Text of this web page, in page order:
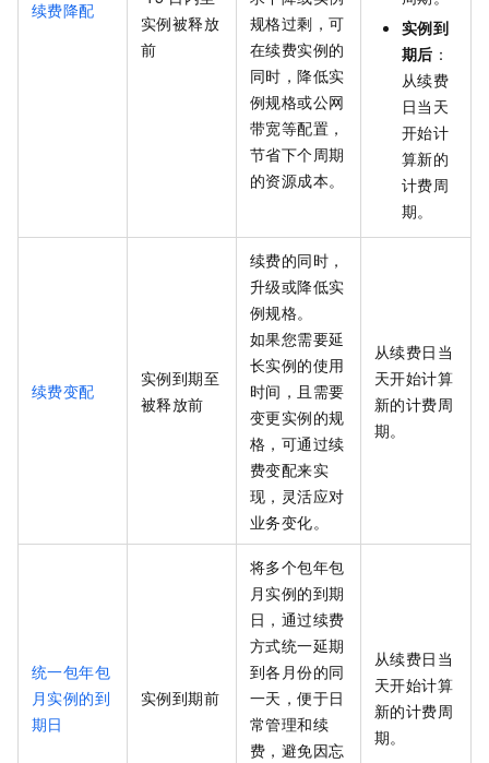
续费降配
实例被释放
前
规格过剩，可
在续费实例的
同时，降低实
例规格或公网
带宽等配置，
节省下个周期
的资源成本。
实例到
期后 ：
从续费
日当天
开始计
算新的
计费周
期。
续费变配
实例到期至
被释放前
续费的同时，
升级或降低实
例规格。
如果您需要延
长实例的使用
时间，且需要
变更实例的规
格，可通过续
费变配来实
现，灵活应对
业务变化。
从续费日当
天开始计算
新的计费周
期。
统一包年包
月实例的到
期日
实例到期前
将多个包年包
月实例的到期
日，通过续费
方式统一延期
到各月份的同
一天，便于日
常管理和续
费，避免因忘
从续费日当
天开始计算
新的计费周
期。